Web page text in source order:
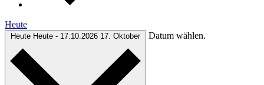
Heute
Heute Heute - 17.10.2026 17. Oktober Datum wählen.